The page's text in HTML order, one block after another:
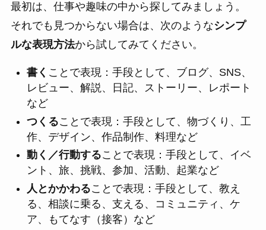
最初は、仕事や趣味の中から探してみましょう。
それでも見つからない場合は、次のようなシンプ
ルな表現方法から試してみてください。
書く ことで表現：手段として、ブログ、SNS、
レビュー、解説、日記、ストーリー、レポート
など
つくることで表現：手段として、物づくり、工
作、デザイン、作品制作、料理など
動く／行動することで表現：手段として、イベ
ント、旅、挑戦、参加、活動、起業など
人とかかわることで表現：手段として、教え
る、相談に乗る、支える、コミュニティ、ケ
ア、もてなす（接客）など